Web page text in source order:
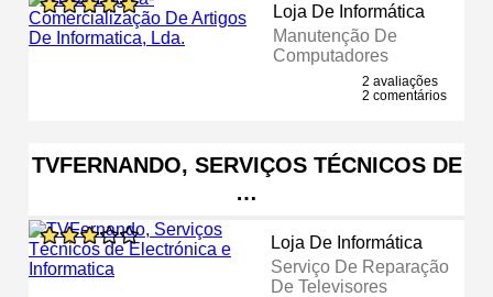
Loja De Informática
Manutenção De
Computadores
2 avaliações
2 comentários
TVFERNANDO, SERVIÇOS TÉCNICOS DE
…
Loja De Informática
Serviço De Reparação
De Televisores